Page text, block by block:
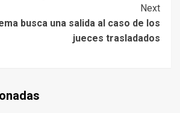
Next
busca una salida al caso de los
jueces trasladados